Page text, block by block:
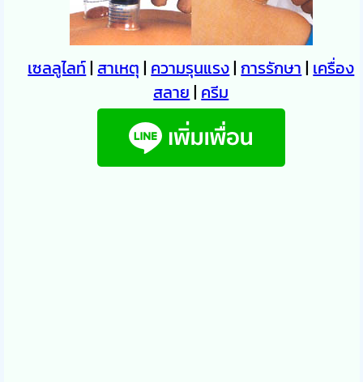
เซลลูไลท์| สาเหตุ | ความรุนแรง|การรักษา | เครื่อง
สลาย | ครีม